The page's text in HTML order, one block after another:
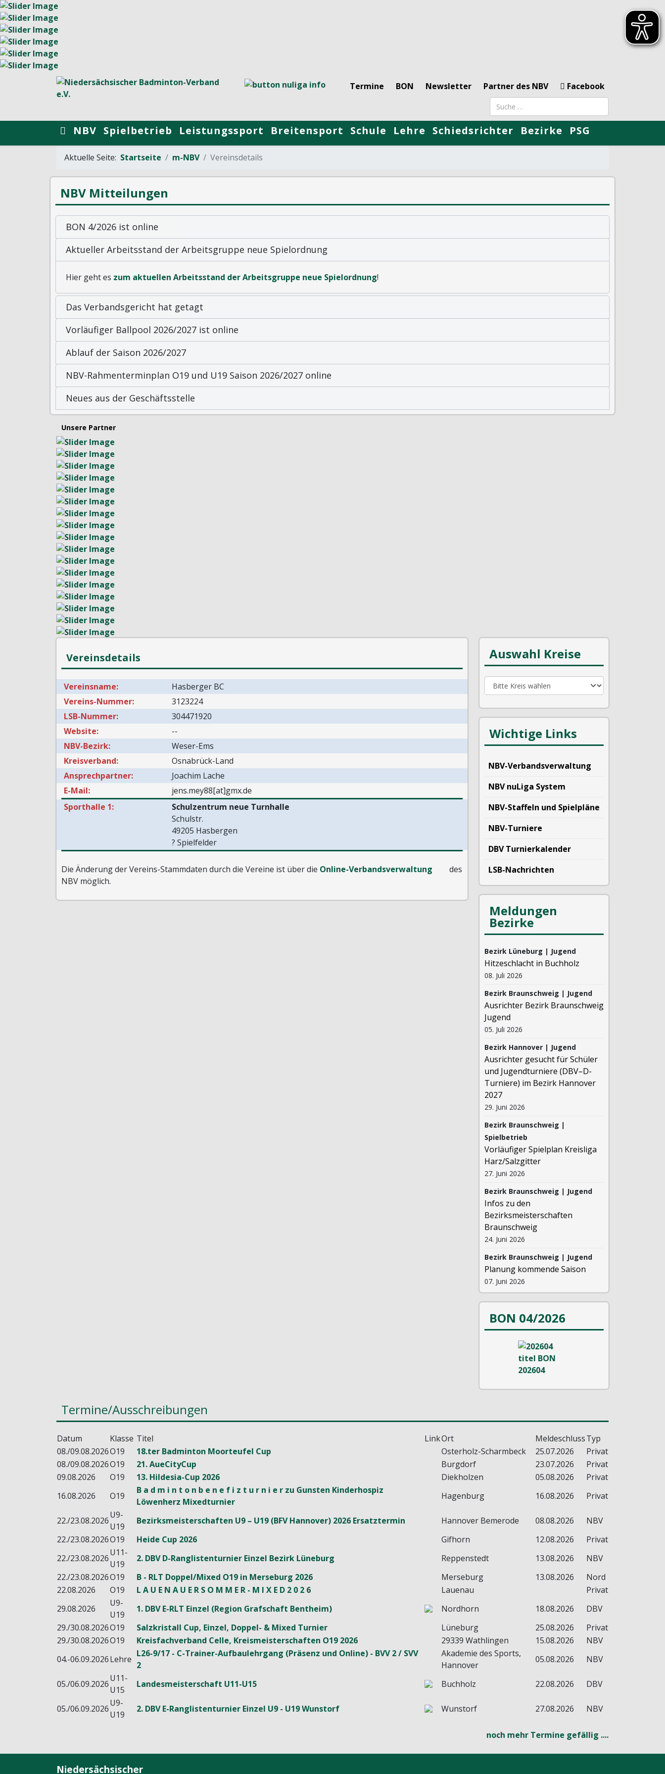
Termine BON Newsletter Partner des NBV
Facebook
Suchbegriff
NBV Spielbetrieb Leistungssport Breitensport Schule Lehre Schiedsrichter Bezirke PSG
Aktuelle Seite: Startseite m-NBV Vereinsdetails
NBV Mitteilungen
BON 4/2026 ist online
Aktueller Arbeitsstand der Arbeitsgruppe neue Spielordnung
Hier geht es zum aktuellen Arbeitsstand der Arbeitsgruppe neue Spielordnung!
Das Verbandsgericht hat getagt
Vorläufiger Ballpool 2026/2027 ist online
Ablauf der Saison 2026/2027
NBV-Rahmenterminplan O19 und U19 Saison 2026/2027 online
Neues aus der Geschäftsstelle
Unsere Partner
Vereinsdetails
Vereinsname:
Hasberger BC
Vereins-Nummer:
3123224
LSB-Nummer:
304471920
Website:
--
NBV-Bezirk:
Weser-Ems
Kreisverband:
Osnabrück-Land
Ansprechpartner:
Joachim Lache
E-Mail:
jens.mey88[at]gmx.de
Sporthalle 1:
Schulzentrum neue Turnhalle
Schulstr.
49205 Hasbergen
? Spielfelder
Die Änderung der Vereins-Stammdaten durch die Vereine ist über die Online-Verbandsverwaltung
des
NBV möglich.
Auswahl Kreise
Wichtige Links
NBV-Verbandsverwaltung
NBV nuLiga System
NBV-Staffeln und Spielpläne
NBV-Turniere
DBV Turnierkalender
LSB-Nachrichten
Meldungen
Bezirke
Bezirk Lüneburg | Jugend
Hitzeschlacht in Buchholz
08. Juli 2026
Bezirk Braunschweig | Jugend
Ausrichter Bezirk Braunschweig
Jugend
05. Juli 2026
Bezirk Hannover | Jugend
Ausrichter gesucht für Schüler
und Jugendturniere (DBV–D-
Turniere) im Bezirk Hannover
2027
29. Juni 2026
Bezirk Braunschweig |
Spielbetrieb
Vorläufiger Spielplan Kreisliga
Harz/Salzgitter
27. Juni 2026
Bezirk Braunschweig | Jugend
Infos zu den
Bezirksmeisterschaften
Braunschweig
24. Juni 2026
Bezirk Braunschweig | Jugend
Planung kommende Saison
07. Juni 2026
BON 04/2026
Termine/Ausschreibungen
Datum Klasse Titel LinkOrt MeldeschlussTyp
08./09.08.2026O19 18.ter Badminton Moorteufel Cup Osterholz-Scharmbeck 25.07.2026
Privat
08./09.08.2026O19 21. AueCityCup Burgdorf 23.07.2026
Privat
09.08.2026
O19 13. Hildesia-Cup 2026 Diekholzen 05.08.2026
Privat
16.08.2026
O19
B a d m i n t o n b e n e f i z t u r n i e r zu Gunsten Kinderhospiz
Löwenherz Mixedturnier
Hagenburg 16.08.2026 Privat
22./23.08.2026
U9-
U19
Bezirksmeisterschaften U9 – U19 (BFV Hannover) 2026 Ersatztermin Hannover Bemerode 08.08.2026
NBV
22./23.08.2026O19 Heide Cup 2026 Gifhorn 12.08.2026
Privat
22./23.08.2026
U11-
U19
2. DBV D-Ranglistenturnier Einzel Bezirk Lüneburg Reppenstedt 13.08.2026
NBV
22./23.08.2026O19 B - RLT Doppel/Mixed O19 in Merseburg 2026 Merseburg 13.08.2026
Nord
22.08.2026
O19 L A U E N A U E R S O M M E R - M I X E D 2 0 2 6 Lauenau
Privat
29.08.2026
U9-
U19
1. DBV E-RLT Einzel (Region Grafschaft Bentheim) Nordhorn 18.08.2026
DBV
29./30.08.2026O19 Salzkristall Cup, Einzel, Doppel- & Mixed Turnier Lüneburg 25.08.2026
Privat
29./30.08.2026O19 Kreisfachverband Celle, Kreismeisterschaften O19 2026 29339 Wathlingen 15.08.2026
NBV
04.-06.09.2026Lehre
L26-9/17 - C-Trainer-Aufbaulehrgang (Präsenz und Online) - BVV 2 / SVV
2
Akademie des Sports,
Hannover
05.08.2026 NBV
05./06.09.2026
U11-
U15
Landesmeisterschaft U11-U15 Buchholz 22.08.2026 DBV
05./06.09.2026
U9-
U19
2. DBV E-Ranglistenturnier Einzel U9 - U19 Wunstorf Wunstorf 27.08.2026 NBV
noch mehr Termine gefällig ....
Niedersächsischer